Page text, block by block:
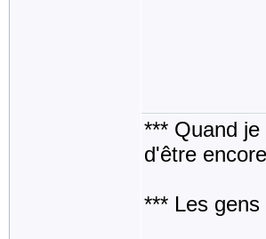
*** Quand
d'être
*** Les